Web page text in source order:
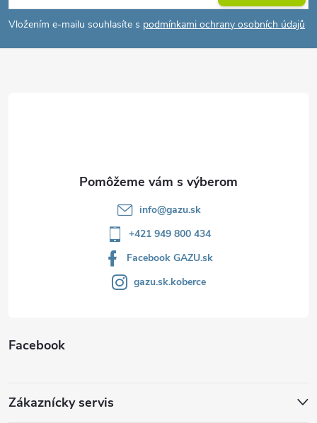
á
p
Vložením e-mailu souhlasíte s podmínkami ochrany osobních údajů
info@gazu.sk
+421 949 800 434
Facebook GAZU.sk
gazu.sk.koberce
Facebook
Zákaznícky servis